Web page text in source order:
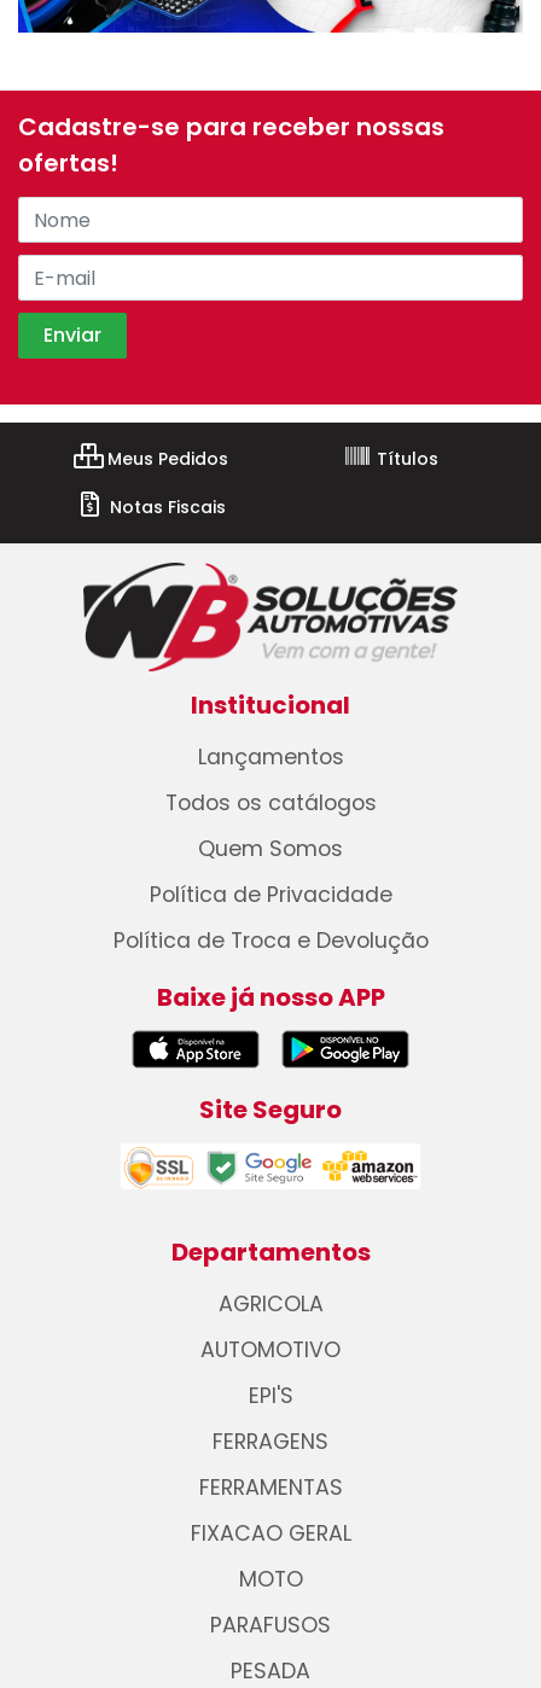
Cadastre-se para receber nossas
ofertas!
Meus Pedidos
Títulos
Notas Fiscais
Institucional
Lançamentos
Todos os catálogos
Quem Somos
Política de Privacidade
Política de Troca e Devolução
Baixe já nosso APP
Site Seguro
Departamentos
AGRICOLA
AUTOMOTIVO
EPI'S
FERRAGENS
FERRAMENTAS
FIXACAO GERAL
MOTO
PARAFUSOS
PESADA